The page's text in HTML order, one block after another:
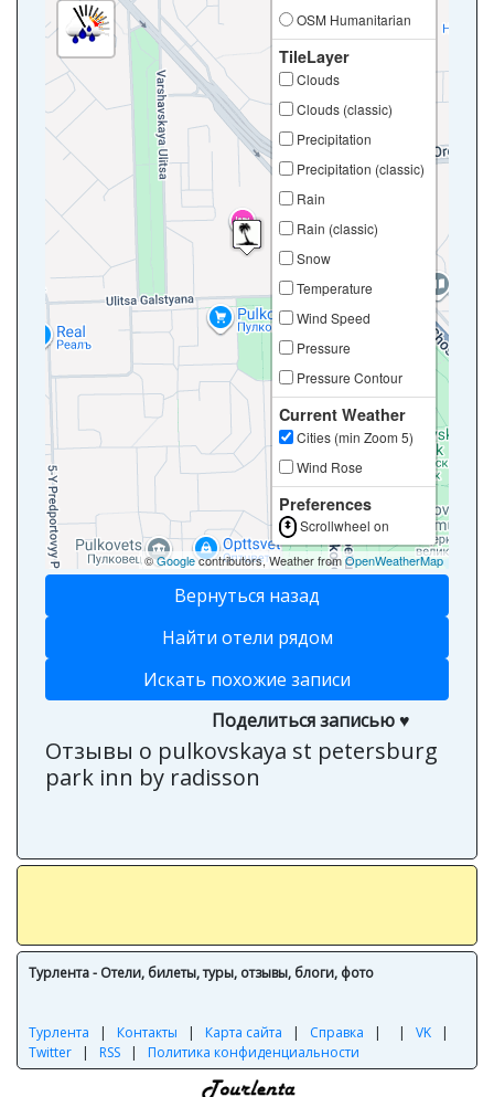
OSM Humanitarian
TileLayer
Clouds
Clouds (classic)
Precipitation
Precipitation (classic)
Rain
Rain (classic)
Snow
Temperature
Wind Speed
Pressure
Pressure Contour
Current Weather
Cities (min Zoom 5)
Wind Rose
Preferences
Scrollwheel on
©Googlecontributors, Weather fromOpenWeatherMap
Вернуться назад
Найти отели рядом
Искать похожие записи
Поделиться записью ♥
Отзывы о pulkovskaya st petersburg
park inn by radisson
Турлента - Отели, билеты, туры, отзывы, блоги, фото
Турлента | Контакты | Карта сайта | Справка | | VK |
Twitter | RSS | Политика конфиденциальности